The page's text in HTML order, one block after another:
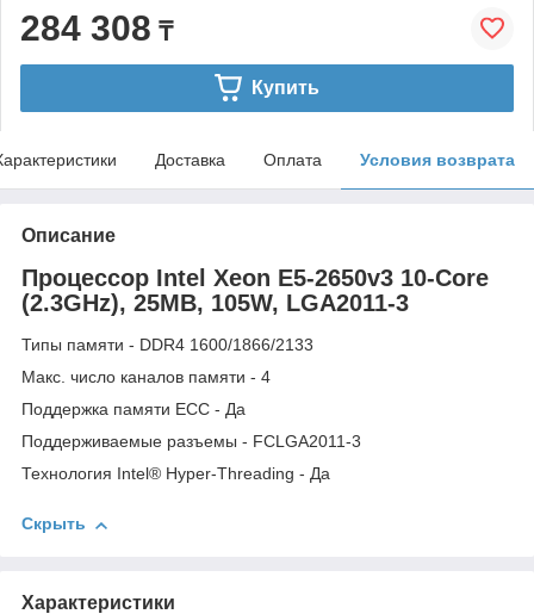
284 308 ₸
Купить
Доставка Оплата Условия возврата
Описание
Процессор Intel Xeon E5-2650v3 10-Core
(2.3GHz), 25MB, 105W, LGA2011-3
Типы памяти - DDR4 1600/1866/2133
Макс. число каналов памяти - 4
Поддержка памяти ECC - Да
Поддерживаемые разъемы - FCLGA2011-3
Технология Intel® Hyper-Threading - Да
Скрыть
Характеристики